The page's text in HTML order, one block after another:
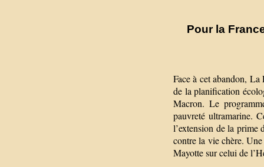
Pour la
Face à cet abandon,
de la planification
Macron. Le
pauvreté ultramarine.
l’extension de la prime
contre la vie chère.
Mayotte sur celui de